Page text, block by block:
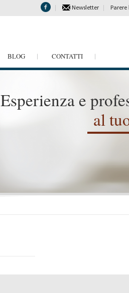
Newsletter
BLOG CONTATTI
Esperienza e
al